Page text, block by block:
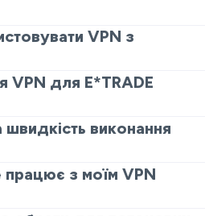
VPN з
підключіться до стабільного
відкрийте сайт або
стабільність
спільному Wi-Fi.
VPN для E*TRADE
VPN для E*TRADE
у публічних
умов E*TRADE.
виконання
торгів. Він може
маршрут на завантажених
з завантаженням
працює з моїм VPN